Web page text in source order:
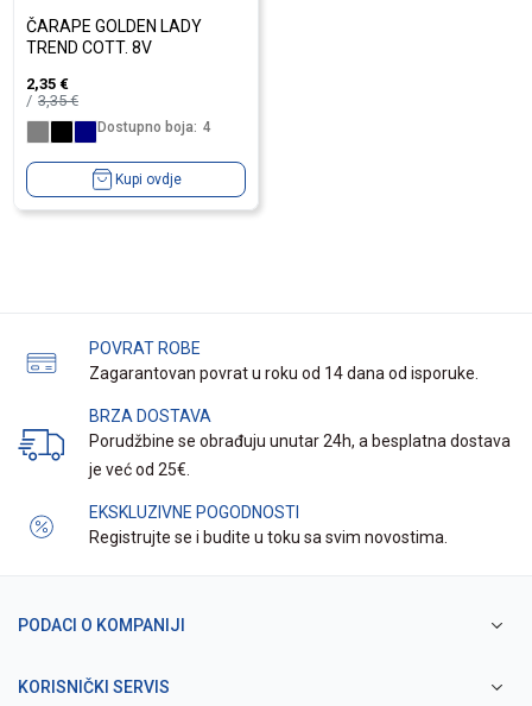
ČARAPE GOLDEN LADY
TREND COTT. 8V
2,35 €
3,35€
Dostupno boja: 4
Kupi ovdje
POVRAT ROBE
Zagarantovan povrat u roku od 14 dana od isporuke.
BRZA DOSTAVA
Porudžbine se obrađuju unutar 24h, a besplatna dostava
je već od 25€.
EKSKLUZIVNE POGODNOSTI
Registrujte se i budite u toku sa svim novostima.
PODACI O KOMPANIJI
KORISNIČKI SERVIS